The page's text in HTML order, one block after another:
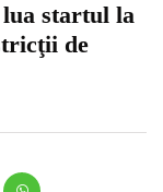
lua startul la
de